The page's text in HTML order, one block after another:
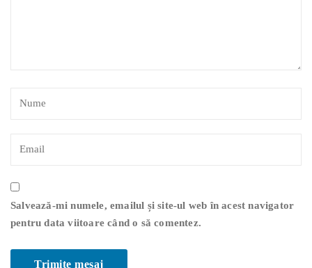
Salvează-mi numele, emailul și site-ul web în acest navigator
pentru data viitoare când o să comentez.